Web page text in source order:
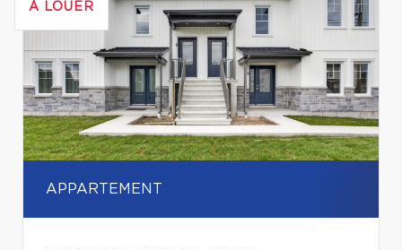
À LOUER
APPARTEMENT